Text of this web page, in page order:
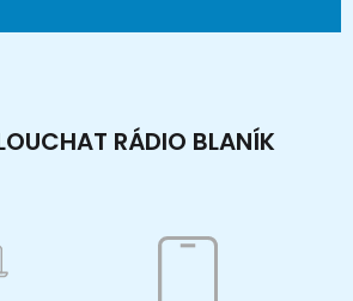
RÁDIO BLANÍK